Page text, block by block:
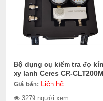
Bộ dụng cụ kiểm tra đọ kín
xy lanh Ceres CR-CLT200M
Giá bán: Liên hệ
3279 người xem